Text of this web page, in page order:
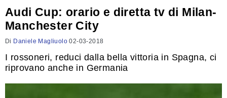
Audi Cup: orario e diretta tv di Milan-
Manchester City
Di Daniele Magliuolo 02-03-2018
I rossoneri, reduci dalla bella vittoria in Spagna, ci
riprovano anche in Germania